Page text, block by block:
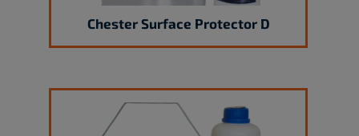
Chester Surface Protector D